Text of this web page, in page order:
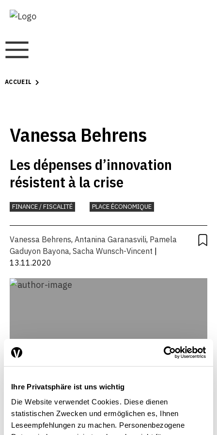
Ihre Privatsphäre ist uns wichtig
Die Website verwendet Cookies. Diese dienen
statistischen Zwecken und ermöglichen es, Ihnen
Leseempfehlungen zu machen. Personenbezogene
ACCUEIL
Vanessa Behrens
Les dépenses d’innovation
résistent à la crise
FINANCE / FISCALITÉ PLACE ÉCONOMIQUE
Vanessa Behrens, Antanina Garanasvili, Pamela
Gaduyon Bayona, Sacha Wunsch-Vincent
13.11.2020